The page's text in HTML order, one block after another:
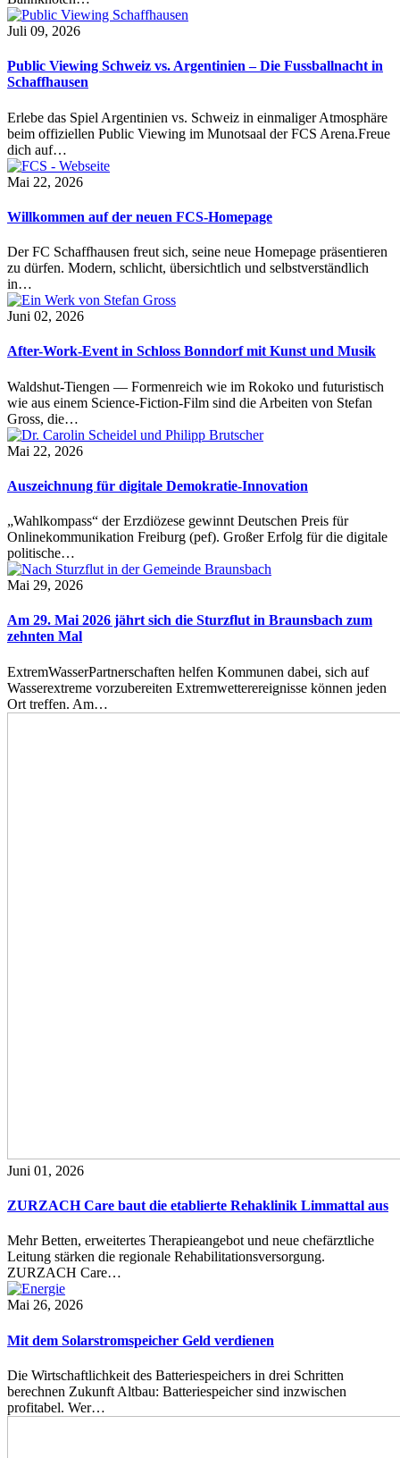
Juli 09, 2026
Public Viewing Schweiz vs. Argentinien – Die Fussballnacht in
Schaffhausen
Erlebe das Spiel Argentinien vs. Schweiz in einmaliger Atmosphäre
beim offiziellen Public Viewing im Munotsaal der FCS Arena.Freue
dich auf…
Mai 22, 2026
Willkommen auf der neuen FCS-Homepage
Der FC Schaffhausen freut sich, seine neue Homepage präsentieren
zu dürfen. Modern, schlicht, übersichtlich und selbstverständlich
in…
Juni 02, 2026
After-Work-Event in Schloss Bonndorf mit Kunst und Musik
Waldshut-Tiengen — Formenreich wie im Rokoko und futuristisch
wie aus einem Science-Fiction-Film sind die Arbeiten von Stefan
Gross, die…
Mai 22, 2026
Auszeichnung für digitale Demokratie-Innovation
„Wahlkompass“ der Erzdiözese gewinnt Deutschen Preis für
Onlinekommunikation Freiburg (pef). Großer Erfolg für die digitale
politische…
Mai 29, 2026
Am 29. Mai 2026 jährt sich die Sturzflut in Braunsbach zum
zehnten Mal
ExtremWasserPartnerschaften helfen Kommunen dabei, sich auf
Wasserextreme vorzubereiten Extremwetterereignisse können jeden
Ort treffen. Am…
Juni 01, 2026
ZURZACH Care baut die etablierte Rehaklinik Limmattal aus
Mehr Betten, erweitertes Therapieangebot und neue chefärztliche
Leitung stärken die regionale Rehabilitationsversorgung.
ZURZACH Care…
Mai 26, 2026
Mit dem Solarstromspeicher Geld verdienen
Die Wirtschaftlichkeit des Batteriespeichers in drei Schritten
berechnen Zukunft Altbau: Batteriespeicher sind inzwischen
profitabel. Wer…